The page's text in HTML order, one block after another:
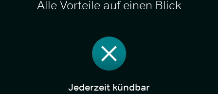
Alle Vorteile auf einen Blick
Jederzeit kündbar